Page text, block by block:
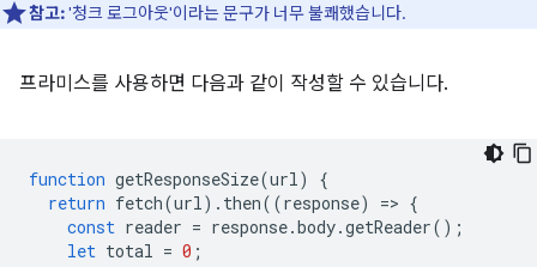
참고:'청크 로그아웃'이라는 문구가 너무 불쾌했습니다.
프라미스를 사용하면 다음과 같이 작성할 수 있습니다.
function getResponseSize(url)
{
return fetch(url). then((response) => {
const reader = response.body.getReader();
let total = 0 ;